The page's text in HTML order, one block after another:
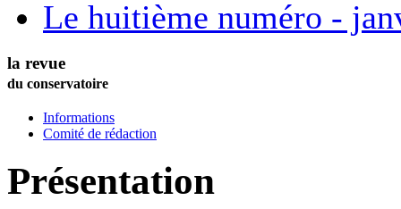
Le huitième numéro -
la revue
du conservatoire
Informations
Comité de rédaction
Présentation